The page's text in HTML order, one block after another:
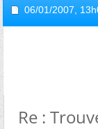
06/01/2007,
Re :